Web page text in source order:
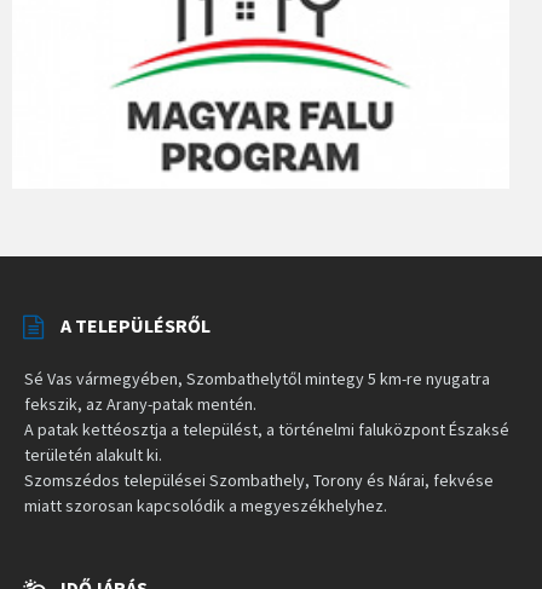
A TELEPÜLÉSRŐL
Sé Vas vármegyében, Szombathelytől mintegy 5 km-re nyugatra
fekszik, az Arany-patak mentén.
A patak kettéosztja a települést, a történelmi faluközpont Északsé
területén alakult ki.
Szomszédos települései Szombathely, Torony és Nárai, fekvése
miatt szorosan kapcsolódik a megyeszékhelyhez.